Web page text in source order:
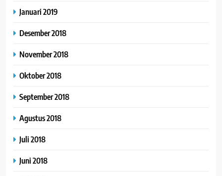
Januari 2019
Desember 2018
November 2018
Oktober 2018
September 2018
Agustus 2018
Juli 2018
Juni 2018